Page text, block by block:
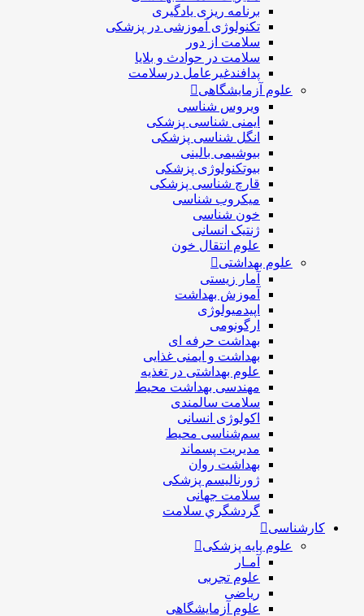
برنامه ریزی یادگیری
تکنولوژی آموزشی در پزشکی
سلامت از دور
سلامت در حوادث و بلایا
پدافندغیرعامل درسلامت
علوم آزمایشگاهی
ویروس شناسی
ایمنی شناسی پزشكی
انگل شناسی پزشکی
بیوشیمی بالینی
بیوتکنولوژی پزشکی
قارچ شناسی پزشکی
ميكروب شناسی
خون شناسی
ژنتیک انسانی
علوم انتقال خون
علوم بهداشتی
آمار زیستی
آموزش بهداشت
اپیدمیولوژی
ارگونومی
بهداشت حرفه ای
بهداشت و ایمنی غذایی
علوم بهداشتی در تغذیه
مهندسی بهداشت محيط
سلامت سالمندی
اکولوژی انسانی
سم‌شناسی محیط
مدیریت پسماند
بهداشت روان
ژورنالیسم پزشکی
سلامت جهانی
گردشگري سلامت
کارشناسی
علوم پایه پزشکی
آمـار
علوم تجربی
ریاضی
علوم آزمایشگاهی